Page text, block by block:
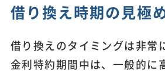
借り換え時期の見極
借り換えのタイミングは非常
金利特約期間中は、一般的に